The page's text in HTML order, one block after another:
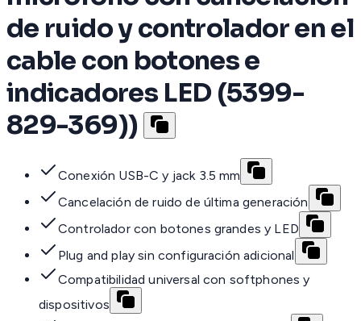
de ruido y controlador en el
cable con botones e
indicadores LED (5399-
829-369))
Conexión USB-C y jack 3.5 mm
Cancelación de ruido de última generación
Controlador con botones grandes y LED
Plug and play sin configuración adicional
Compatibilidad universal con softphones y
dispositivos